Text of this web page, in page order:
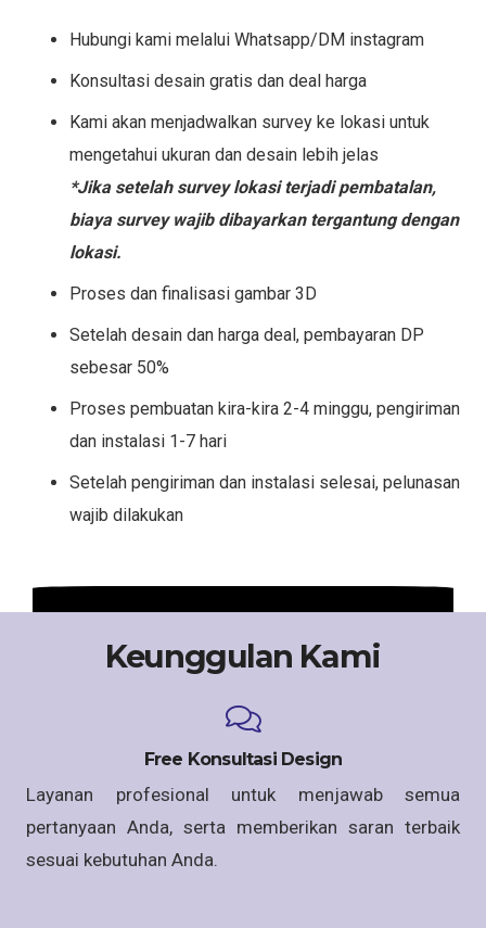
Hubungi kami melalui Whatsapp/DM instagram
Konsultasi desain gratis dan deal harga
Kami akan menjadwalkan survey ke lokasi untuk
mengetahui ukuran dan desain lebih jelas
*Jika setelah survey lokasi terjadi pembatalan,
biaya survey wajib dibayarkan tergantung dengan
lokasi.
Proses dan finalisasi gambar 3D
Setelah desain dan harga deal, pembayaran DP
sebesar 50%
Proses pembuatan kira-kira 2-4 minggu, pengiriman
dan instalasi 1-7 hari
Setelah pengiriman dan instalasi selesai, pelunasan
wajib dilakukan
Keunggulan Kami
Free Konsultasi Design
Layanan profesional untuk menjawab semua
pertanyaan Anda, serta memberikan saran terbaik
sesuai kebutuhan Anda.